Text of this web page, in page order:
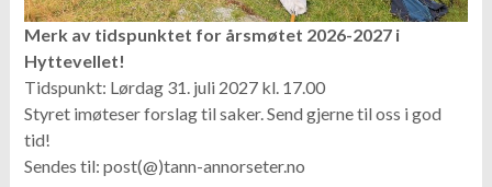
Merk av tidspunktet for årsmøtet 2026-2027 i
Hyttevellet!
Tidspunkt: Lørdag 31. juli 2027 kl. 17.00
Styret imøteser forslag til saker. Send gjerne til oss i god
tid!
Sendes til: post(@)tann-annorseter.no